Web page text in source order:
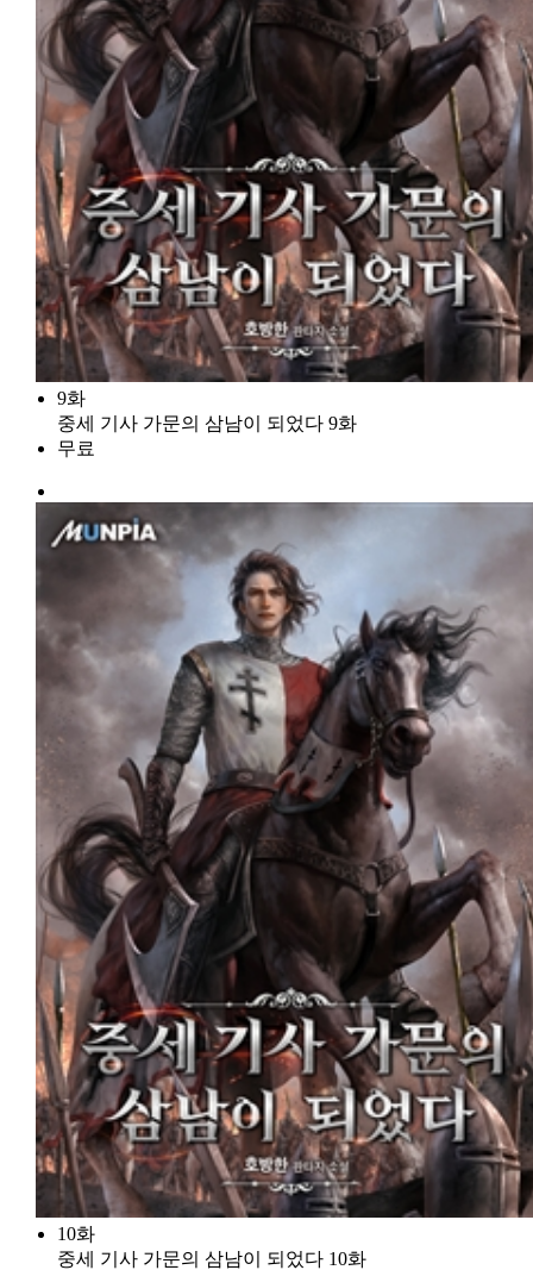
9화
중세 기사 가문의 삼남이 되었다 9화
무료
10화
중세 기사 가문의 삼남이 되었다 10화